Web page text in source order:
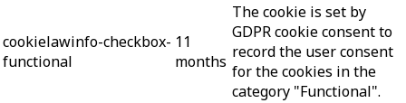
cookielawinfo-checkbox-
functional
11
months
The cookie is set by
GDPR cookie consent to
record the user consent
for the cookies in the
category "Functional".